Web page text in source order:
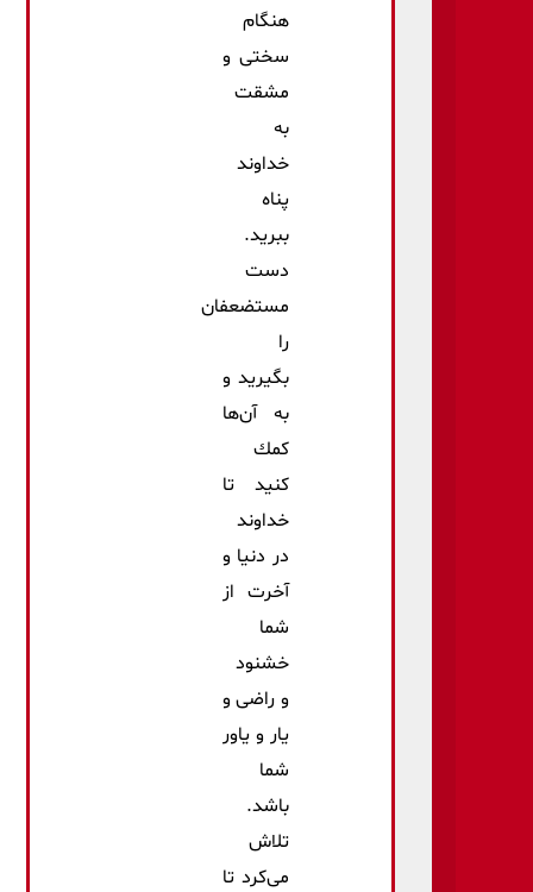
هنگام
سختی و
مشقت
به
خداوند
پناه
ببرید.
دست
مستضعفان
را
بگیرید و
به آن‌ها
كمك
كنید تا
خداوند
در دنیا و
آخرت از
شما
خشنود
و راضی و
یار و یاور
شما
باشد.
تلاش
می‌کرد تا